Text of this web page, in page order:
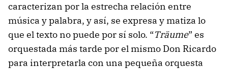
caracterizan por la estrecha relación entre
música y palabra, y así, se expresa y matiza lo
que el texto no puede por sí solo. “Träume” es
orquestada más tarde por el mismo Don Ricardo
para interpretarla con una pequeña orquesta